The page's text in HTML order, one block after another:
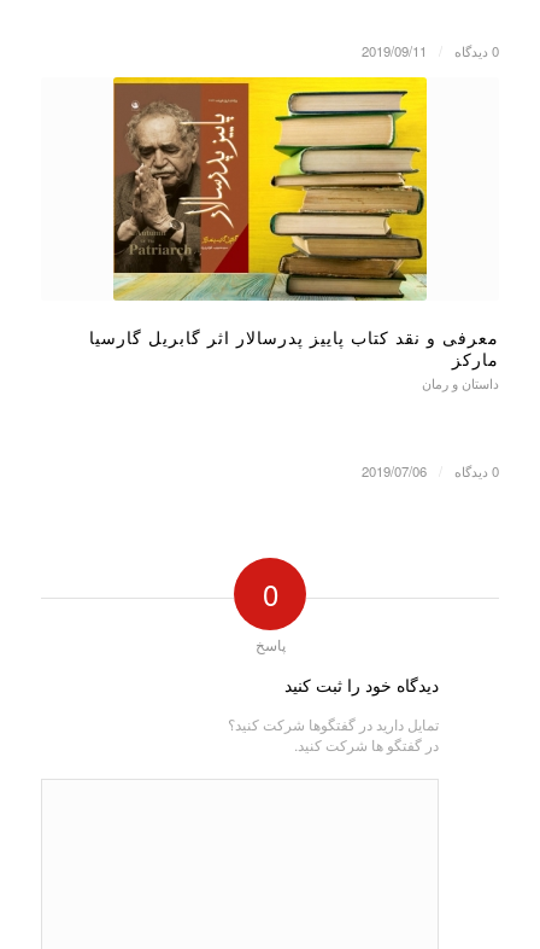
0 دیدگاه 2019/09/11
معرفی و نقد کتاب پاییز پدرسالار اثر گابریل گارسیا
مارکز
داستان و رمان
0 دیدگاه 2019/07/06
0
پاسخ
دیدگاه خود را ثبت کنید
تمایل دارید در گفتگوها شرکت کنید؟
در گفتگو ها شرکت کنید.